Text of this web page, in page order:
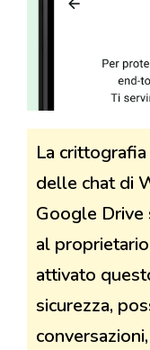
La
delle chat di
Google Drive
al
attivato
sicurezza,